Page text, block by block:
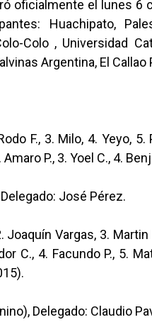
oficialmente el lunes 6
Huachipato,
Colo , Universidad
Argentina, El
F., 3. Milo, 4. Yeyo,
P., 3. Yoel C., 4.
José Pérez.
Joaquín Vargas, 3.
C., 4. Facundo P., 5.
Delegado: Claudio